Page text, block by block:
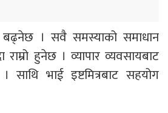
बढ्नेछ । सवै समस्याको समाधान
हुनेछ । व्यापार व्यवसायबाट
भाई इष्टमित्रबाट सहयोग